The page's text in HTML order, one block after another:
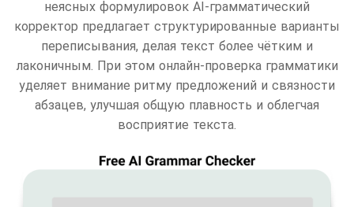
неясных формулировок AI-грамматический
корректор предлагает структурированные варианты
переписывания, делая текст более чётким и
лаконичным. При этом онлайн-проверка грамматики
уделяет внимание ритму предложений и связности
абзацев, улучшая общую плавность и облегчая
восприятие текста.